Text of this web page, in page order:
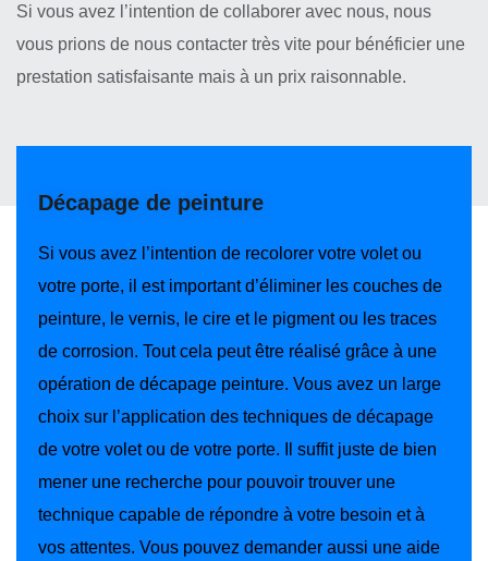
Si vous avez l’intention de collaborer avec nous, nous
vous prions de nous contacter très vite pour bénéficier une
prestation satisfaisante mais à un prix raisonnable.
Décapage de peinture
Si vous avez l’intention de recolorer votre volet ou
votre porte, il est important d’éliminer les couches de
peinture, le vernis, le cire et le pigment ou les traces
de corrosion. Tout cela peut être réalisé grâce à une
opération de décapage peinture. Vous avez un large
choix sur l’application des techniques de décapage
de votre volet ou de votre porte. Il suffit juste de bien
mener une recherche pour pouvoir trouver une
technique capable de répondre à votre besoin et à
vos attentes. Vous pouvez demander aussi une aide